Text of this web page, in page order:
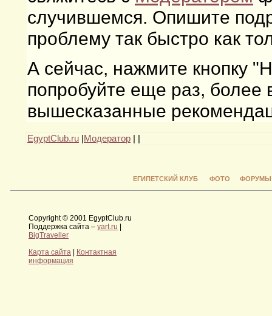
случившемся. Опишите
проблему так быстро как
А сейчас, нажмите кнопку
попробуйте еще раз, более
вышесказанные
EgyptClub.ru Модератор
ЕГИПЕТСКИЙ КЛУБ ФОТО ФОРУМЫ
Copyright © 2001 EgyptClub.ru
Поддержка сайта – yart.ru |
BigTraveller
Карта сайта | Контактная
информация